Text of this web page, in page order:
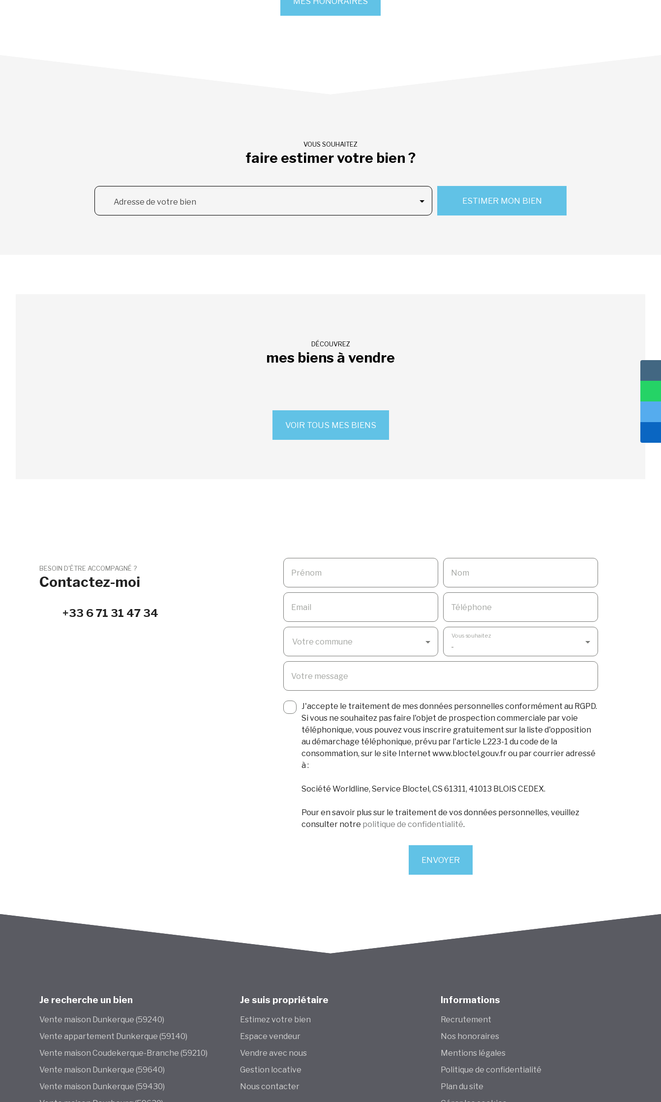
VOUS SOUHAITEZ
faire estimer votre bien ?
Adresse de votre bien ESTIMER MON BIEN
DÉCOUVREZ
mes biens à vendre
VOIR TOUS MES BIENS
BESOIN D'ÊTRE ACCOMPAGNÉ ?
Contactez-moi
+33 6 71 31 47 34
Prénom Nom
Email Téléphone
Votre commune
-
Vous souhaitez
Votre message
J'accepte le traitement de mes données personnelles conformément au RGPD.
Si vous ne souhaitez pas faire l'objet de prospection commerciale par voie
téléphonique, vous pouvez vous inscrire gratuitement sur la liste d'opposition
au démarchage téléphonique, prévu par l'article L223-1 du code de la
consommation, sur le site Internet www.bloctel.gouv.fr ou par courrier adressé
à :
Société Worldline, Service Bloctel, CS 61311, 41013 BLOIS CEDEX.
Pour en savoir plus sur le traitement de vos données personnelles, veuillez
consulter notre politique de confidentialité.
ENVOYER
Je recherche un bien
Vente maison Dunkerque (59240)
Vente appartement Dunkerque (59140)
Vente maison Coudekerque-Branche (59210)
Vente maison Dunkerque (59640)
Vente maison Dunkerque (59430)
Je suis propriétaire
Estimez votre bien
Espace vendeur
Vendre avec nous
Gestion locative
Nous contacter
Informations
Recrutement
Nos honoraires
Mentions légales
Politique de confidentialité
Plan du site